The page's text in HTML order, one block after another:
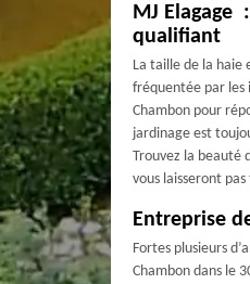
MJ
qualifiant
La taille de la haie
fréquentée par les
Chambon pour
jardinage est
Trouvez la beauté
vous laisseront
Entreprise
Fortes plusieurs
Chambon dans le